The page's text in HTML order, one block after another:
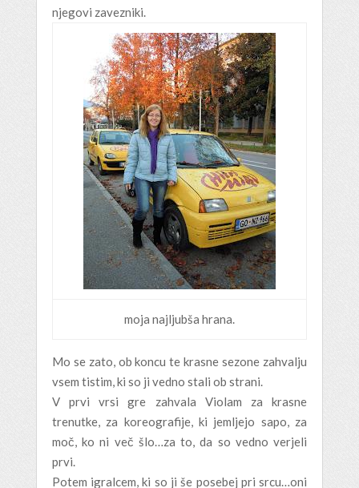
njegovi zavezniki.
moja najljubša hrana.
Mo se zato, ob koncu te krasne sezone zahvalju
vsem tistim, ki so ji vedno stali ob strani.
V prvi vrsi gre zahvala Violam za krasne
trenutke, za koreografije, ki jemljejo sapo, za
moč, ko ni več šlo…za to, da so vedno verjeli
prvi.
Potem igralcem, ki so ji še posebej pri srcu…oni